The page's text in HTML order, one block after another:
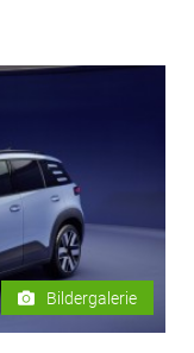
Bildergalerie